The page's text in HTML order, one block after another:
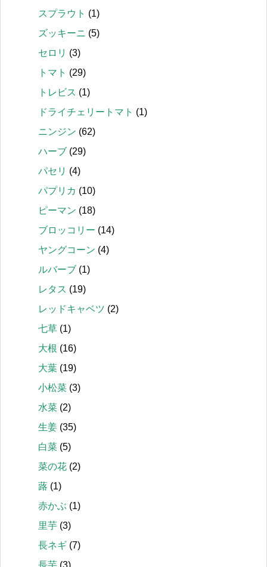
スプラウト (1)
ズッキーニ (5)
セロリ (3)
トマト (29)
トレビス (1)
ドライチェリートマト (1)
ニンジン (62)
ハーブ (29)
パセリ (4)
パプリカ (10)
ピーマン (18)
ブロッコリー (14)
ヤングコーン (4)
ルバーブ (1)
レタス (19)
レッドキャベツ (2)
七草 (1)
大根 (16)
大葉 (19)
小松菜 (3)
水菜 (2)
生姜 (35)
白菜 (5)
菜の花 (2)
蕗 (1)
赤かぶ (1)
里芋 (3)
長ネギ (7)